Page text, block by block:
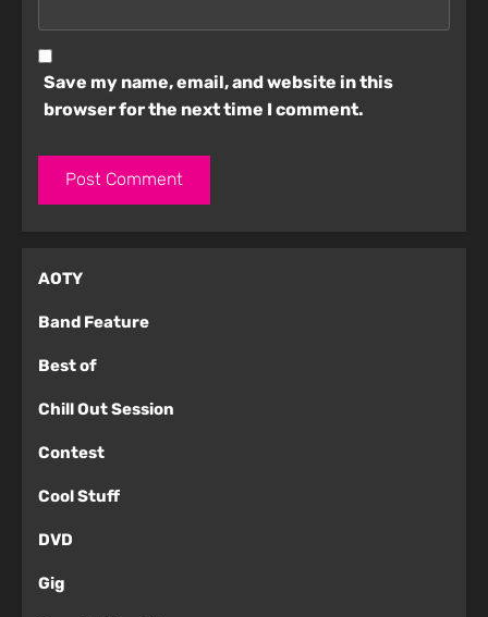
Save my name, email, and website in this
browser for the next time I comment.
AOTY
Band Feature
Best of
Chill Out Session
Contest
Cool Stuff
DVD
Gig